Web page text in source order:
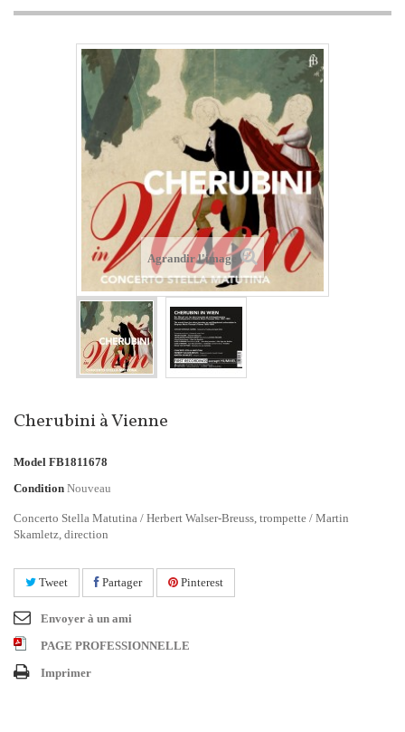
Agrandir l'image
Cherubini à Vienne
Model FB1811678
Condition Nouveau
Concerto Stella Matutina / Herbert Walser-Breuss, trompette / Martin
Skamletz, direction
Tweet Partager Pinterest
Envoyer à un ami
PAGE PROFESSIONNELLE
Imprimer